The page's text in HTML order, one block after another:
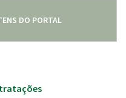
DO PORTAL